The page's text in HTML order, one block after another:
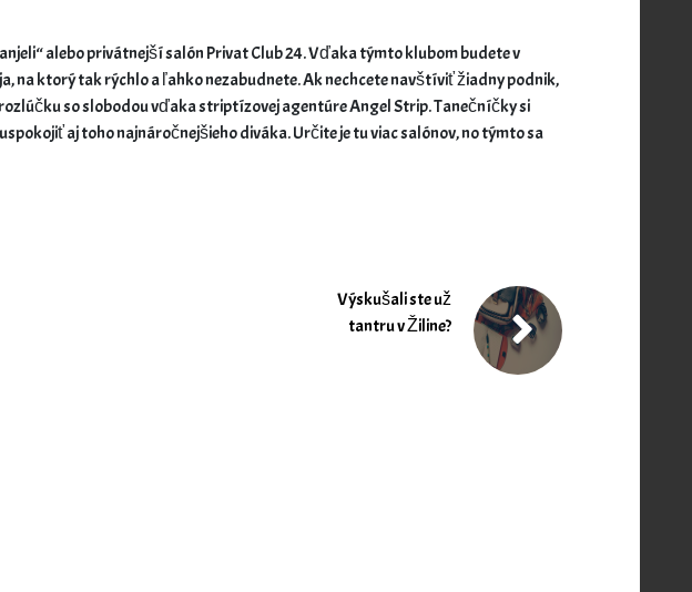
alebo privátnejší salón Privat Club 24. Vďaka týmto klubom budete v
na ktorý tak rýchlo a ľahko nezabudnete.Ak nechcete navštíviť žiadny podnik,
so slobodou vďaka striptízovej agentúre Angel Strip. Tanečníčky si
aj toho najnáročnejšieho diváka.Určite je tu viac salónov, no týmto sa
Výskušali ste už
tantru v Žiline?